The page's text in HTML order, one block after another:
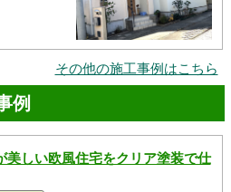
その他の施工事例はこちら
例
美しい欧風住宅をクリア塗装で仕